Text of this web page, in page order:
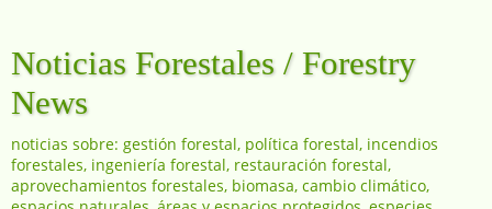
Noticias Forestales / Forestry
News
noticias sobre: gestión forestal, política forestal, incendios
forestales, ingeniería forestal, restauración forestal,
aprovechamientos forestales, biomasa, cambio climático,